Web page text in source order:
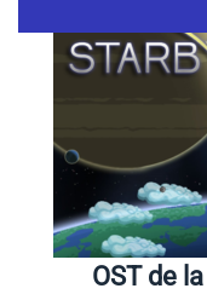
OST de